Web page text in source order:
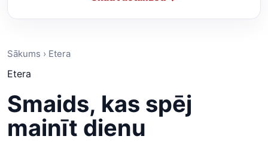
Sākums › Etera
Etera
Smaids, kas spēj
mainīt dienu